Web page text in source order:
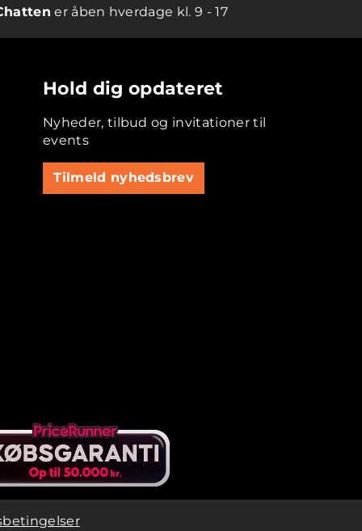
er åben hverdage kl. 9 - 17
Hold dig opdateret
Nyheder, tilbud og invitationer til
events
Tilmeld nyhedsbrev